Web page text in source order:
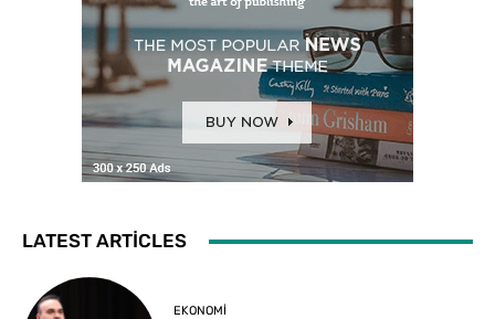
LATEST ARTICLES
EKONOMI